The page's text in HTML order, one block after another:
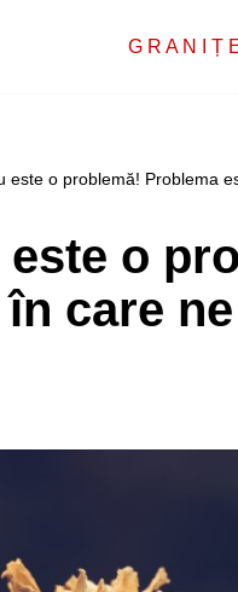
G R A N I Ț
este o problemă! Problema
este o
care